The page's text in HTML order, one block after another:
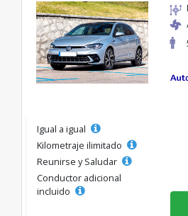
Igual a igual
Kilometraje ilimitado
Reunirse y Saludar
Conductor adicional
incluido